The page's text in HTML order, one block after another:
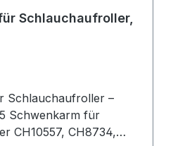
Schlauchaufroller,
Schlauchaufroller –
CH10557, CH8734,